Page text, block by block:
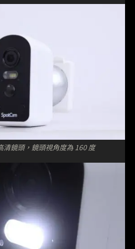
清鏡頭，鏡頭視角度為 160 度